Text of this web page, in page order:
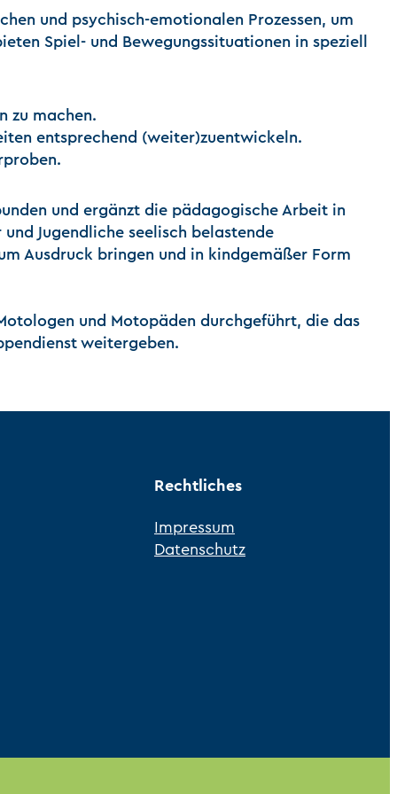
und psychisch-emotionalen Prozessen, um
Spiel- und Bewegungssituationen in speziell
zu machen.
entsprechend (weiter)zuentwickeln.
und ergänzt die pädagogische Arbeit in
Jugendliche seelisch belastende
Ausdruck bringen und in kindgemäßer Form
und Motopäden durchgeführt, die das
weitergeben.
Rechtliches
Impressum
Datenschutz